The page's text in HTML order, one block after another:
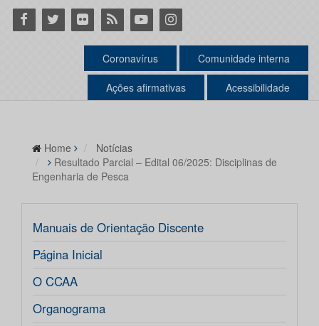
Facebook
Twitter Flickr RSS YoutubeInstagram
Coronavírus Comunidade interna
Ações afirmativas Acessibilidade
Home
Notícias
Resultado Parcial – Edital 06/2025: Disciplinas de
Engenharia de Pesca
Manuais de Orientação Discente
Página Inicial
O CCAA
Organograma